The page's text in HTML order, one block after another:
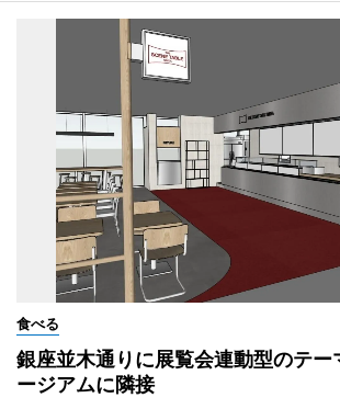
食べる
銀座並木通りに展覧会連動型のテ
ージアムに隣接